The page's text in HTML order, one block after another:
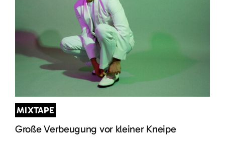
MIXTAPE
Große Verbeugung vor kleiner Kneipe